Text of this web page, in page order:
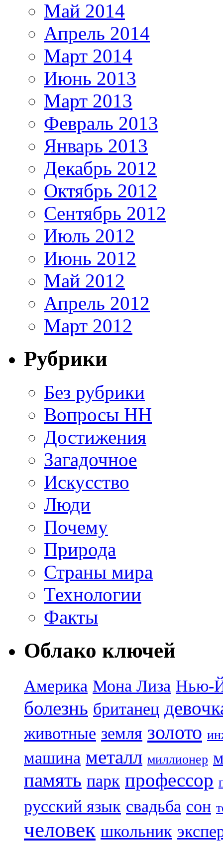
Май 2014
Апрель 2014
Март 2014
Июнь 2013
Март 2013
Февраль 2013
Январь 2013
Декабрь 2012
Октябрь 2012
Сентябрь 2012
Июль 2012
Июнь 2012
Май 2012
Апрель 2012
Март 2012
Рубрики
Без рубрики
Вопросы HH
Достижения
Загадочное
Искусство
Люди
Почему
Природа
Страны мира
Технологии
Факты
Облако ключей
Америка Мона Лиза Нью-
болезнь британец
животные земля золото
машина металл миллионер
память парк профессор
русский язык свадьба сон
человек школьник